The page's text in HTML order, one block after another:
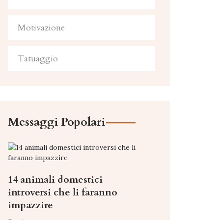
Motivazione
Tatuaggio
Messaggi Popolari
14 animali domestici
introversi che li faranno
impazzire